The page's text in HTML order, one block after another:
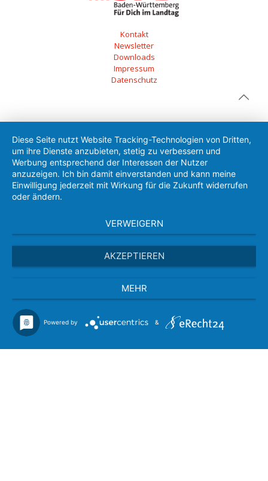
Kontakt
Newsletter
Downloads
Impressum
Datenschutz
Diese Seite nutzt Website Tracking-Technologien von Dritten,
um ihre Dienste anzubieten, stetig zu verbessern und
Werbung entsprechend der Interessen der Nutzer
anzuzeigen. Ich bin damit einverstanden und kann meine
Einwilligung jederzeit mit Wirkung für die Zukunft widerrufen
oder ändern.
VERWEIGERN
AKZEPTIEREN
MEHR
Powered by &